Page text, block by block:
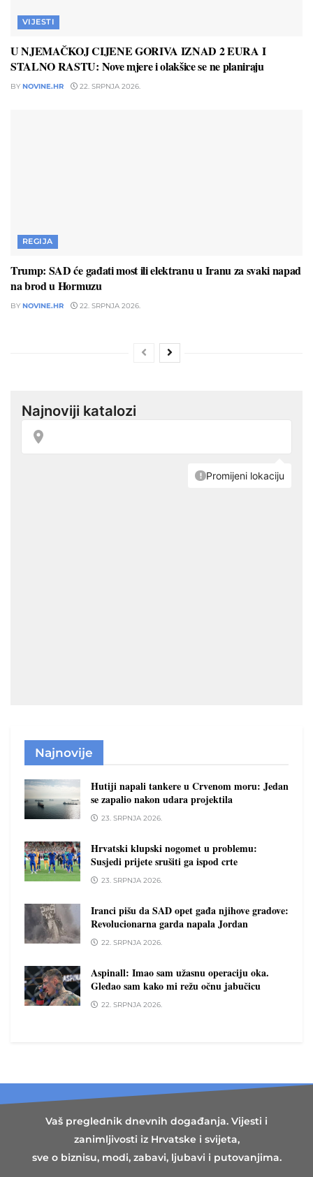
VIJESTI
U NJEMAČKOJ CIJENE GORIVA IZNAD 2 EURA I
STALNO RASTU: Nove mjere i olakšice se ne planiraju
BY NOVINE.HR 22. SRPNJA 2026.
REGIJA
Trump: SAD će gađati most ili elektranu u Iranu za svaki napad
na brod u Hormuzu
BY NOVINE.HR 22. SRPNJA 2026.
Najnovije
Hutiji napali tankere u Crvenom moru: Jedan
se zapalio nakon udara projektila
23. SRPNJA 2026.
Hrvatski klupski nogomet u problemu:
Susjedi prijete srušiti ga ispod crte
23. SRPNJA 2026.
Iranci pišu da SAD opet gađa njihove gradove:
Revolucionarna garda napala Jordan
22. SRPNJA 2026.
Aspinall: Imao sam užasnu operaciju oka.
Gledao sam kako mi režu očnu jabučicu
22. SRPNJA 2026.
Vaš preglednik dnevnih događanja. Vijesti i
zanimljivosti iz Hrvatske i svijeta,
sve o biznisu, modi, zabavi, ljubavi i putovanjima.